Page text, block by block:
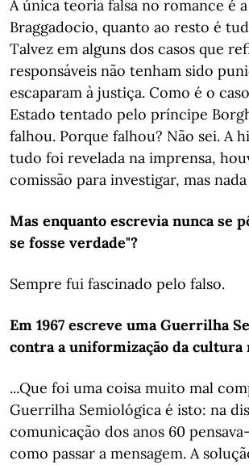
A única teoria falsa no romance é
Braggadocio, quanto ao resto é
Talvez em alguns dos casos que
responsáveis não tenham sido
escaparam à justiça. Como é o
Estado tentado pelo príncipe
falhou. Porque falhou? Não sei. A
tudo foi revelada na imprensa,
comissão para investigar, mas
Mas enquanto escrevia nunca se
se fosse verdade"?
Sempre fui fascinado pelo falso.
Em 1967 escreve uma Guerrilha
contra a uniformização da cultura
...Que foi uma coisa muito mal
Guerrilha Semiológica é isto: na
comunicação dos anos 60
como passar a mensagem. A